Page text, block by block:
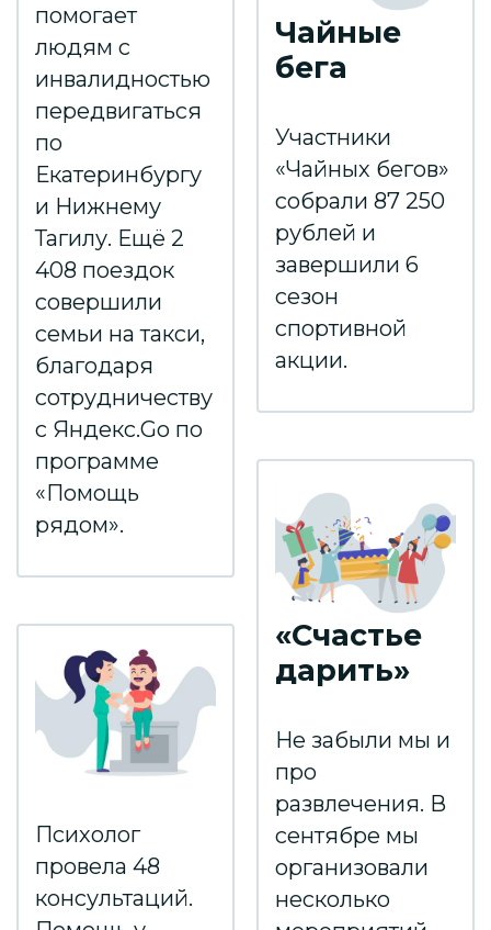
помогает
людям с
инвалидностью
передвигаться
по
Екатеринбургу
и Нижнему
Тагилу. Ещё 2
408 поездок
совершили
семьи на такси,
благодаря
сотрудничеству
с Яндекс.Go по
программе
«Помощь
рядом».
Психолог
провела 48
консультаций.
Чайные
бега
Участники
«Чайных бегов»
собрали 87 250
рублей и
завершили 6
сезон
спортивной
акции.
«Счастье
дарить»
Не забыли мы и
про
развлечения. В
сентябре мы
организовали
несколько